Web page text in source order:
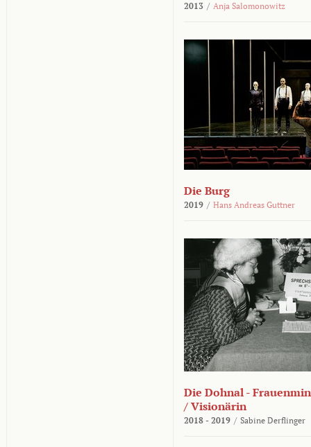
2013 / Anja Salomonowitz
Die Burg
2019 / Hans Andreas Guttner
Die Dohnal -
/ Visionärin
2018 - 2019 / Sabine Derflinger